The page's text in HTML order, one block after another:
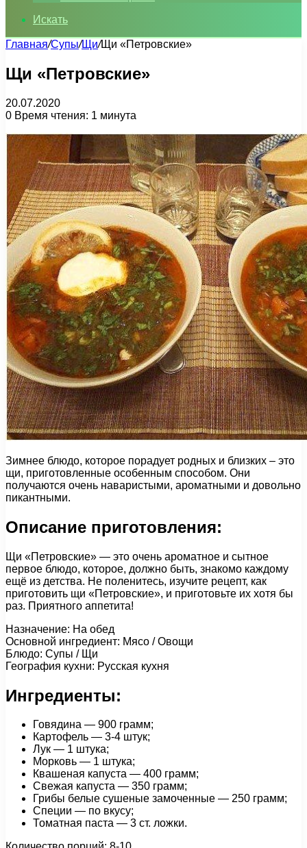
Искать
Главная/Супы/Щи/Щи «Петровские»
Щи «Петровские»
20.07.2020
0 Время чтения: 1 минута
Зимнее блюдо, которое порадует родных и близких – это
щи, приготовленные особенным способом. Они
получаются очень наваристыми, ароматными и довольно
пикантными.
Описание приготовления:
Щи «Петровские» — это очень ароматное и сытное
первое блюдо, которое, должно быть, знакомо каждому
ещё из детства. Не поленитесь, изучите рецепт, как
приготовить щи «Петровские», и приготовьте их хотя бы
раз. Приятного аппетита!
Назначение: На обед
Основной ингредиент: Мясо / Овощи
Блюдо: Супы / Щи
География кухни: Русская кухня
Ингредиенты:
Говядина — 900 грамм;
Картофель — 3-4 штук;
Лук — 1 штука;
Морковь — 1 штука;
Квашеная капуста — 400 грамм;
Свежая капуста — 350 грамм;
Грибы белые сушеные замоченные — 250 грамм;
Специи — по вкусу;
Томатная паста — 3 ст. ложки.